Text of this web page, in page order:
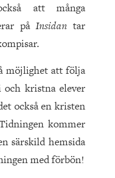
att många
påInsidantar
möjlighet att följa
kristna elever
också en kristen
kommer
särskild hemsida
med förbön!